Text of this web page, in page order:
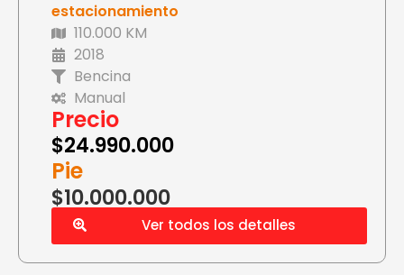
estacionamiento
110.000 KM
2018
Bencina
Manual
Precio
$24.990.000
Pie
$10.000.000
Ver todos los detalles